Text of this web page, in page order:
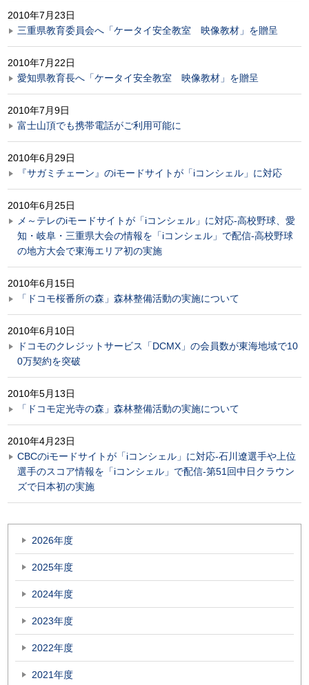
2010年7月23日
三重県教育委員会へ「ケータイ安全教室 映像教材」を贈呈
2010年7月22日
愛知県教育長へ「ケータイ安全教室 映像教材」を贈呈
2010年7月9日
富士山頂でも携帯電話がご利用可能に
2010年6月29日
『サガミチェーン』のiモードサイトが「iコンシェル」に対応
2010年6月25日
メ～テレのiモードサイトが「iコンシェル」に対応-高校野球、愛
知・岐阜・三重県大会の情報を「iコンシェル」で配信-高校野球
の地方大会で東海エリア初の実施
2010年6月15日
「ドコモ桜番所の森」森林整備活動の実施について
2010年6月10日
ドコモのクレジットサービス「DCMX」の会員数が東海地域で10
0万契約を突破
2010年5月13日
「ドコモ定光寺の森」森林整備活動の実施について
2010年4月23日
CBCのiモードサイトが「iコンシェル」に対応-石川遼選手や上位
選手のスコア情報を「iコンシェル」で配信-第51回中日クラウン
ズで日本初の実施
2026年度
2025年度
2024年度
2023年度
2022年度
2021年度